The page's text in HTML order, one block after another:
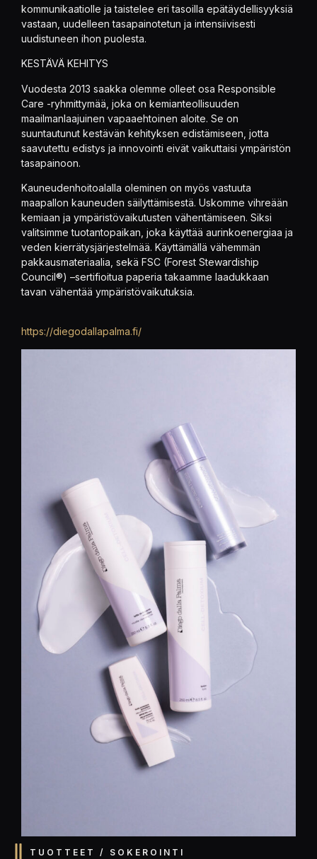
kommunikaatiolle ja taistelee eri tasoilla epätäydellisyyksiä
vastaan, uudelleen tasapainotetun ja intensiivisesti
uudistuneen ihon puolesta.
KESTÄVÄ KEHITYS
Vuodesta 2013 saakka olemme olleet osa Responsible
Care -ryhmittymää, joka on kemianteollisuuden
maailmanlaajuinen vapaaehtoinen aloite. Se on
suuntautunut kestävän kehityksen edistämiseen, jotta
saavutettu edistys ja innovointi eivät vaikuttaisi ympäristön
tasapainoon.
Kauneudenhoitoalalla oleminen on myös vastuuta
maapallon kauneuden säilyttämisestä. Uskomme vihreään
kemiaan ja ympäristövaikutusten vähentämiseen. Siksi
valitsimme tuotantopaikan, joka käyttää aurinkoenergiaa ja
veden kierrätysjärjestelmää. Käyttämällä vähemmän
pakkausmateriaalia, sekä FSC (Forest Stewardiship
Council®) –sertifioitua paperia takaamme laadukkaan
tavan vähentää ympäristövaikutuksia.
https://diegodallapalma.fi/
TUOTTEET / SOKEROINTI